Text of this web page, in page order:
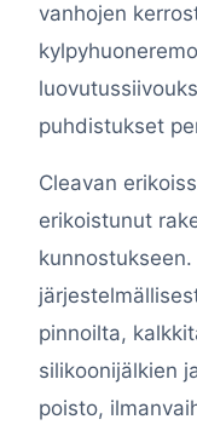
vanhojen
puhdistukset
Cleavan
erikoistunut
pinnoilta,
silikoonijälkien
poisto,